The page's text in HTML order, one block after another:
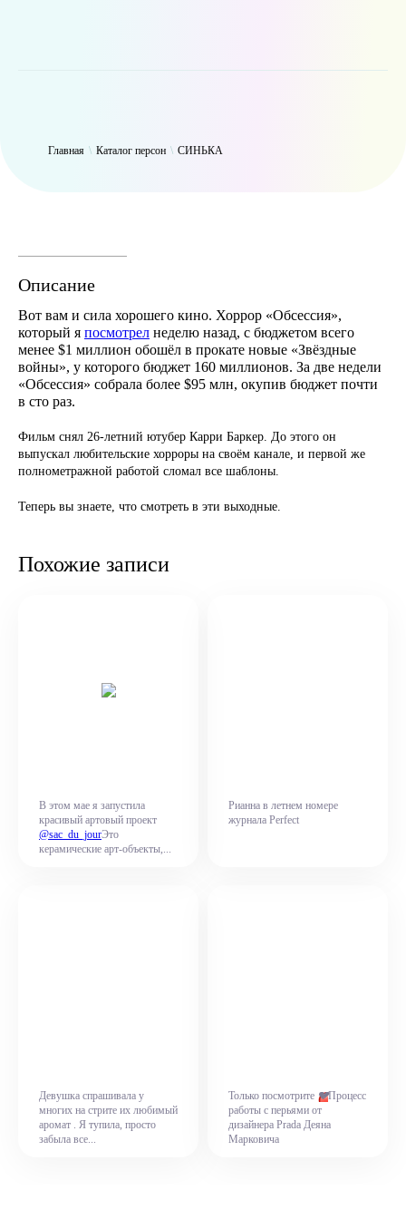
Главная \ Каталог персон \ СИНЬКА
Описание
Вот вам и сила хорошего кино. Хоррор «Обсессия»,
который я посмотрел неделю назад, с бюджетом всего
менее $1 миллион обошёл в прокате новые «Звёздные
войны», у которого бюджет 160 миллионов. За две недели
«Обсессия» собрала более $95 млн, окупив бюджет почти
в сто раз.
Фильм снял 26-летний ютубер Карри Баркер. До этого он
выпускал любительские хорроры на своём канале, и первой же
полнометражной работой сломал все шаблоны.
Теперь вы знаете, что смотреть в эти выходные.
Похожие записи
В этом мае я запустила
красивый артовый проект
@sac_du_jourЭто
керамические арт-объекты,...
Рианна в летнем номере
журнала Perfect
Девушка спрашивала у
многих на стрите их любимый
аромат . Я тупила, просто
забыла все...
Только посмотрите 💔Процесс
работы с перьями от
дизайнера Prada Деяна
Марковича